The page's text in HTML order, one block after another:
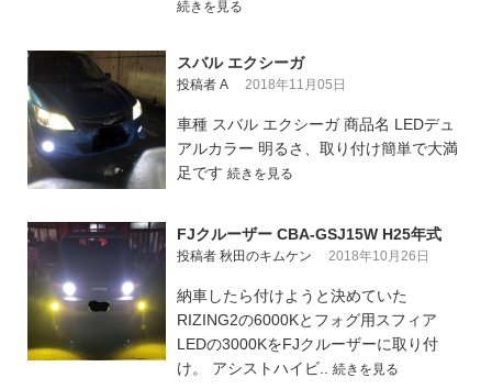
続きを見る
スバル エクシーガ
投稿者 A 2018年11月05日
車種 スバル エクシーガ 商品名 LEDデュ
アルカラー 明るさ、取り付け簡単で大満
足です 続きを見る
FJクルーザー CBA-GSJ15W H25年式
投稿者 秋田のキムケン 2018年10月26日
納車したら付けようと決めていた
RIZING2の6000Kとフォグ用スフィア
LEDの3000KをFJクルーザーに取り付
け。 アシストハイビ.. 続きを見る